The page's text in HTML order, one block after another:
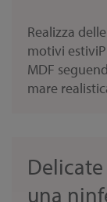
Realizza
motivi
MDF
mare
una